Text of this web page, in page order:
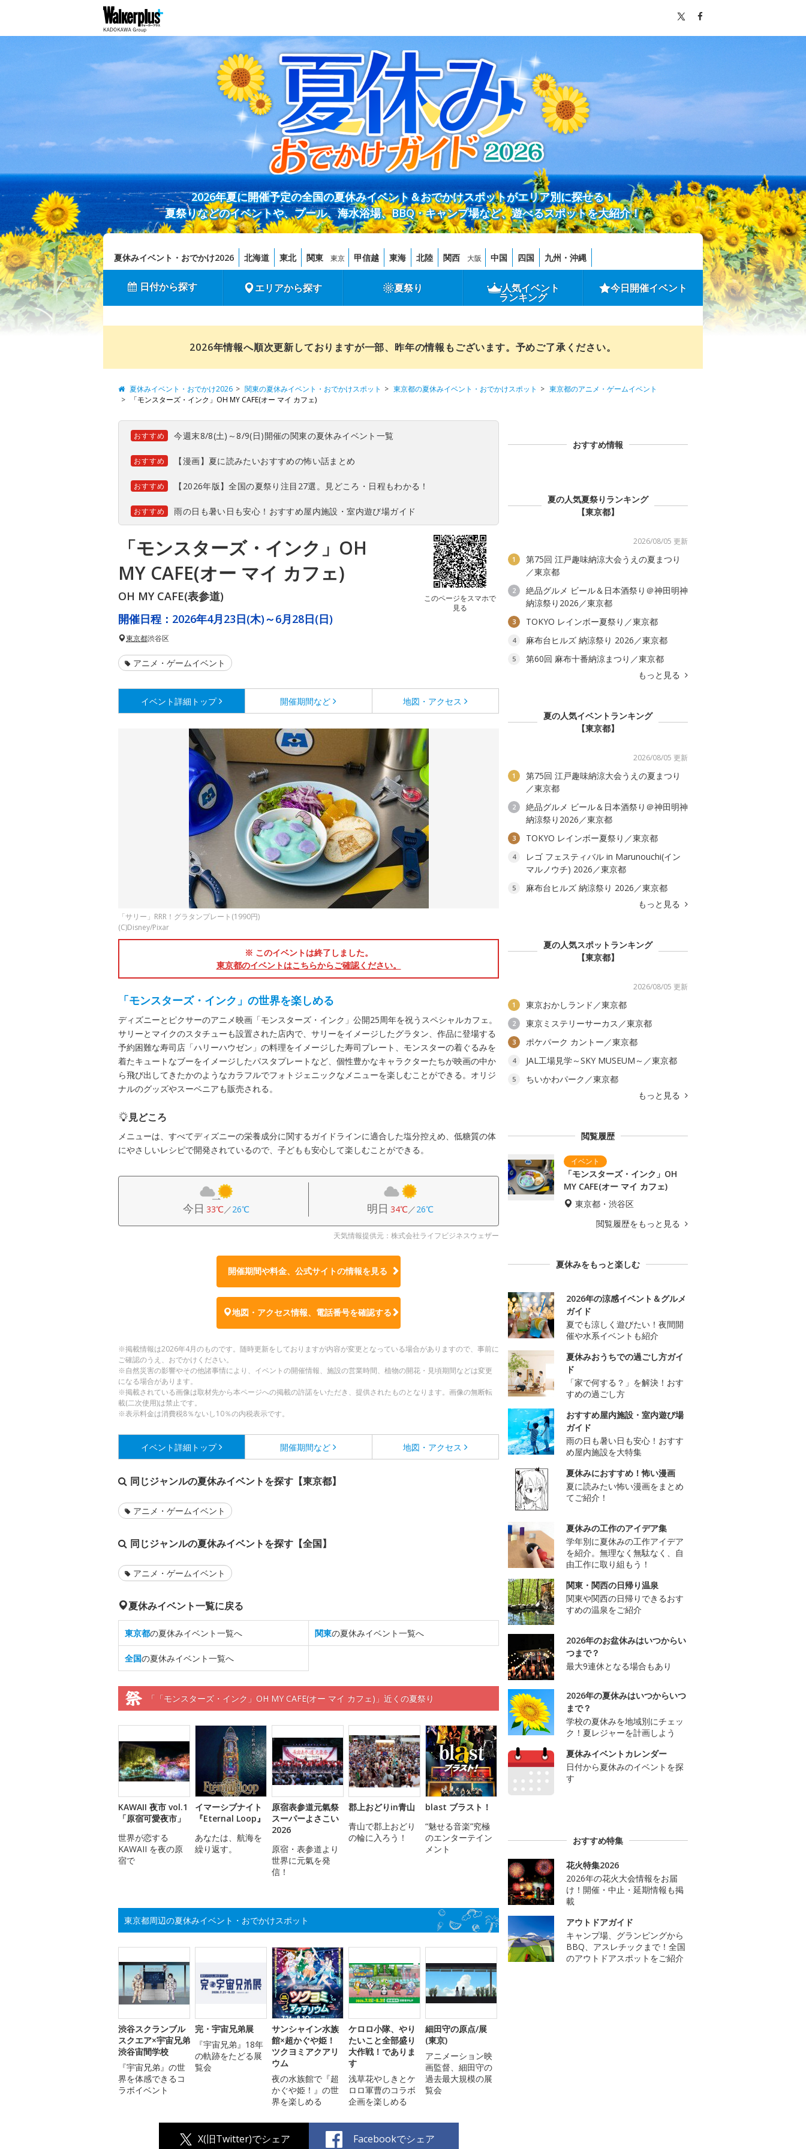
2026年夏に開催予定の全国の夏休みイベント＆おでかけスポットがエリア別に探せる！
夏祭りなどのイベントや、プール、海水浴場、BBQ・キャンプ場など、遊べるスポットを大紹介！
夏休みイベント・おでかけ2026 北海道 東北 関東 東京 甲信越 東海 北陸 関西 大阪 中国 四国 九州・沖縄
日付から探す エリアから探す 夏祭り 人気イベント
ランキング
今日開催イベント
2026年情報へ順次更新しておりますが一部、昨年の情報もございます。予めご了承ください。
夏休みイベント・おでかけ2026 関東の夏休みイベント・おでかけスポット 東京都の夏休みイベント・おでかけスポット
東京都のアニメ・ゲームイベント
「モンスターズ・インク」OH MY CAFE(オー マイ カフェ)
おすすめ 今週末8/8(土)～8/9(日)開催の関東の夏休みイベント一覧
おすすめ 【漫画】夏に読みたいおすすめの怖い話まとめ
おすすめ 【2026年版】全国の夏祭り注目27選。見どころ・日程もわかる！
おすすめ 雨の日も暑い日も安心！おすすめ屋内施設・室内遊び場ガイド
「モンスターズ・インク」OH
MY CAFE(オー マイ カフェ)
OH MY CAFE(表参道)
このページをスマホで
見る
開催日程： 2026年4月23日(木)～6月28日(日)
東京都渋谷区
アニメ・ゲームイベント
イベント詳細 トップ 開催期間など 地図・アクセス
「サリー」RRR！グラタンプレート(1990円)
(C)Disney/Pixar
※ このイベントは終了しました。
東京都のイベントはこちらからご確認ください。
「モンスターズ・インク」の世界を楽しめる
ディズニーとピクサーのアニメ映画「モンスターズ・インク」公開25周年を祝うスペシャルカフェ。
サリーとマイクのスタチューも設置された店内で、サリーをイメージしたグラタン、作品に登場する
予約困難な寿司店「ハリーハウゼン」の料理をイメージした寿司プレート、モンスターの着ぐるみを
着たキュートなブーをイメージしたパスタプレートなど、個性豊かなキャラクターたちが映画の中か
ら飛び出してきたかのようなカラフルでフォトジェニックなメニューを楽しむことができる。オリジ
ナルのグッズやスーベニアも販売される。
見どころ
メニューは、すべてディズニーの栄養成分に関するガイドラインに適合した塩分控えめ、低糖質の体
にやさしいレシピで開発されているので、子どもも安心して楽しむことができる。
今日 33℃／26℃ 明日 34℃／26℃
天気情報提供元：株式会社ライフビジネスウェザー
開催期間や料金、公式サイトの情報を見る
地図・アクセス情報、電話番号を確認する
※掲載情報は2026年4月のものです。随時更新をしておりますが内容が変更となっている場合がありますので、事前に
ご確認のうえ、おでかけください。
※自然災害の影響やその他諸事情により、イベントの開催情報、施設の営業時間、植物の開花・見頃期間などは変更
になる場合があります。
※掲載されている画像は取材先から本ページへの掲載の許諾をいただき、提供されたものとなります。画像の無断転
載(二次使用)は禁止です。
※表示料金は消費税8％ないし10％の内税表示です。
イベント詳細 トップ 開催期間など 地図・アクセス
同じジャンルの夏休みイベントを探す【東京都】
アニメ・ゲームイベント
同じジャンルの夏休みイベントを探す【全国】
アニメ・ゲームイベント
夏休みイベント一覧に戻る
東京都の夏休みイベント一覧へ 関東の夏休みイベント一覧へ
全国の夏休みイベント一覧へ
「「モンスターズ・インク」OH MY CAFE(オー マイ カフェ)」近くの夏祭り
KAWAII 夜市 vol.1
「原宿可愛夜市」
世界が恋する
KAWAII を夜の原
宿で
イマーシブナイト
『Eternal Loop』
あなたは、航海を
繰り返す。
原宿表参道元氣祭
スーパーよさこい
2026
原宿・表参道より
世界に元氣を発
信！
郡上おどりin青山
青山で郡上おどり
の輪に入ろう！
blast ブラスト！
“魅せる音楽”究極
のエンターテイン
メント
東京都周辺の夏休みイベント・おでかけスポット
渋谷スクランブル
スクエア×宇宙兄弟
渋谷宙間学校
『宇宙兄弟』の世
界を体感できるコ
ラボイベント
完・宇宙兄弟展
『宇宙兄弟』18年
の軌跡をたどる展
覧会
サンシャイン水族
館×超かぐや姫！
ツクヨミアクアリ
ウム
夜の水族館で『超
かぐや姫！』の世
界を楽しめる
ケロロ小隊、やり
たいこと全部盛り
大作戦！でありま
す
浅草花やしきとケ
ロロ軍曹のコラボ
企画を楽しめる
細田守の原点/展
(東京)
アニメーション映
画監督、細田守の
過去最大規模の展
覧会
X(旧Twitter)でシェア Facebookでシェア
おすすめ情報
夏の人気夏祭りランキング
【東京都】
2026/08/05 更新
1
第75回 江戸趣味納涼大会うえの夏まつり
／東京都
2
絶品グルメ ビール＆日本酒祭り＠神田明神
納涼祭り2026／東京都
3 TOKYO レインボー夏祭り／東京都
4 麻布台ヒルズ 納涼祭り 2026／東京都
5
第60回 麻布十番納涼まつり／東京都
もっと見る
夏の人気イベントランキング
【東京都】
2026/08/05 更新
1
第75回 江戸趣味納涼大会うえの夏まつり
／東京都
2
絶品グルメ ビール＆日本酒祭り＠神田明神
納涼祭り2026／東京都
3 TOKYO レインボー夏祭り／東京都
4
レゴ フェスティバル in Marunouchi(イン
マルノウチ) 2026／東京都
5
麻布台ヒルズ 納涼祭り 2026／東京都
もっと見る
夏の人気スポットランキング
【東京都】
2026/08/05 更新
1 東京おかしランド／東京都
2 東京ミステリーサーカス／東京都
3 ポケパーク カントー／東京都
4 JAL工場見学～SKY MUSEUM～／東京都
5
ちいかわパーク／東京都
もっと見る
閲覧履歴
「モンスターズ・インク」OH
MY CAFE(オー マイ カフェ)
東京都・渋谷区
閲覧履歴をもっと見る
夏休みをもっと楽しむ
2026年の涼感イベント＆グルメ
ガイド
夏でも涼しく遊びたい！夜間開
催や水系イベントも紹介
夏休みおうちでの過ごし方ガイ
ド
「家で何する？」を解決！おす
すめの過ごし方
おすすめ屋内施設・室内遊び場
ガイド
雨の日も暑い日も安心！おすす
め屋内施設を大特集
夏休みにおすすめ！怖い漫画
夏に読みたい怖い漫画をまとめ
てご紹介！
夏休みの工作のアイデア集
学年別に夏休みの工作アイデア
を紹介。無理なく無駄なく、自
由工作に取り組もう！
関東・関西の日帰り温泉
関東や関西の日帰りできるおす
すめの温泉をご紹介
2026年のお盆休みはいつからい
つまで？
最大9連休となる場合もあり
2026年の夏休みはいつからいつ
まで？
学校の夏休みを地域別にチェッ
ク！夏レジャーを計画しよう
夏休みイベントカレンダー
日付から夏休みのイベントを探
す
おすすめ特集
花火特集2026
2026年の花火大会情報をお届
け！開催・中止・延期情報も掲
載
アウトドアガイド
キャンプ場、グランピングから
BBQ、アスレチックまで！全国
のアウトドアスポットをご紹介